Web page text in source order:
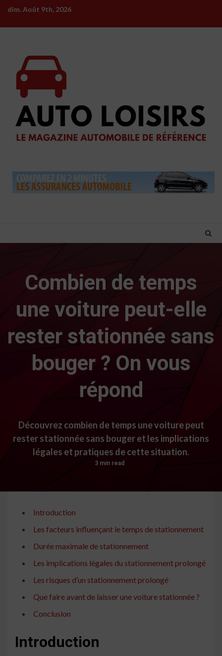
Skip
content
dim. Août 9th, 2026
Combien de temps
une voiture peut-elle
rester stationnée sans
bouger ? On vous
répond
Découvrez combien de temps une voiture peut
rester stationnée sans bouger et les implications
légales et pratiques de cette situation.
3 min read
Introduction
Les facteurs influençant le temps de stationnement
Durée maximale de stationnement
Les implications légales du stationnement prolongé
Les risques d’un stationnement prolongé
Que faire avant de laisser une voiture stationnée ?
Conclusion
Introduction